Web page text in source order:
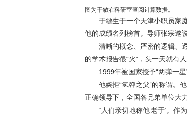
图为于敏在科研室查阅计算数据。
于敏生于一个天津小职员家庭
他的成绩名列榜首。导师张宗遂
清晰的概念、严密的逻辑、透
的学术报告很“火”，头一天就有人
1999年被国家授予“两弹一星”
他婉拒“氢弹之父”的称谓。他
正确领导下，全国各兄弟单位大
“人们亲切地称他‘老于’。作